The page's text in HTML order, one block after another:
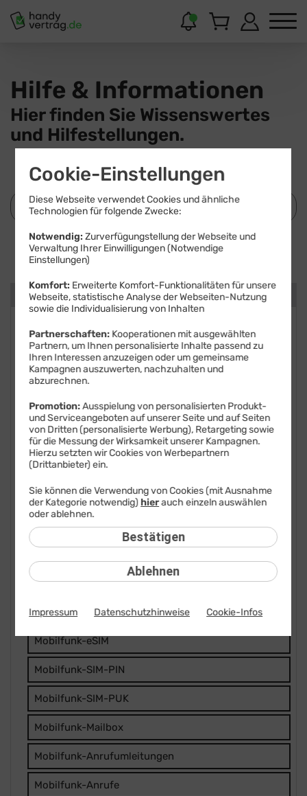
Hilfe & Informationen
Hier finden Sie Wissenswertes
und Hilfestellungen.
Suchen
Kategorien
Festnetz
Festnetz-Geräte
Kundendaten
Mobilfunk
BILDplus
Drittanbieter
Mobilfunk-Netz
Mobilfunk-Rufnummer
Mobilfunk-SIM-Karte
Mobilfunk-eSIM
Mobilfunk-SIM-PIN
Mobilfunk-SIM-PUK
Mobilfunk-Mailbox
Mobilfunk-Anrufumleitungen
Mobilfunk-Anrufe
Cookie-Einstellungen
Diese Webseite verwendet Cookies und ähnliche
Technologien für folgende Zwecke:
Notwendig: Zurverfügungstellung der Webseite und
Verwaltung Ihrer Einwilligungen (Notwendige
Einstellungen)
Komfort: Erweiterte Komfort-Funktionalitäten für unsere
Webseite, statistische Analyse der Webseiten-Nutzung
sowie die Individualisierung von Inhalten
Partnerschaften: Kooperationen mit ausgewählten
Partnern, um Ihnen personalisierte Inhalte passend zu
Ihren Interessen anzuzeigen oder um gemeinsame
Kampagnen auszuwerten, nachzuhalten und
abzurechnen.
Promotion:Ausspielung von personalisierten Produkt-
und Serviceangeboten auf unserer Seite und auf Seiten
von Dritten (personalisierte Werbung), Retargeting sowie
für die Messung der Wirksamkeit unserer Kampagnen.
Hierzu setzten wir Cookies von Werbepartnern
(Drittanbieter) ein.
Ablehnen
Sie können die Verwendung von Cookies (mit Ausnahme
der Kategorie notwendig) hierauch einzeln auswählen
oder ablehnen.
Bestätigen
Impressum Datenschutzhinweise Cookie-Infos